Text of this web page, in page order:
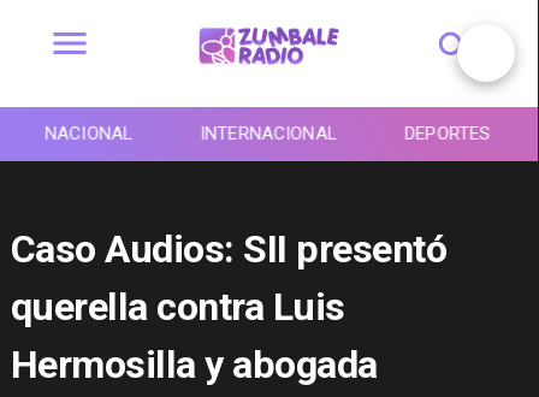
NACIONAL INTERNACIONAL DEPORTES
Caso Audios: SII presentó
querella contra Luis
Hermosilla y abogada